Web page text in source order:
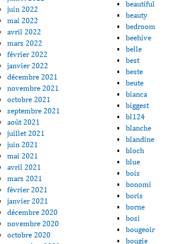
juin 2022
mai 2022
avril 2022
mars 2022
février 2022
janvier 2022
décembre 2021
novembre 2021
octobre 2021
septembre 2021
août 2021
juillet 2021
juin 2021
mai 2021
avril 2021
mars 2021
février 2021
janvier 2021
décembre 2020
novembre 2020
octobre 2020
beautiful
beauty
bedroom
beehive
belle
best
beste
beute
bianca
biggest
bl124
blanche
blandine
bloch
blue
bois
bonomi
boris
borne
bosi
bougeoir
bougie